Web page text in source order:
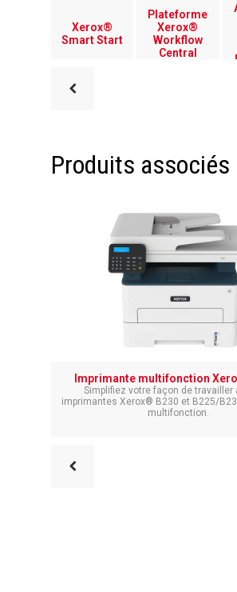
Xerox®
Smart Start
Plateforme
Xerox®
Workflow
Central
Produits associés
Imprimante multifonction
Simplifiez votre façon de travailler
imprimantes Xerox® B230 et B225/
multifonction.